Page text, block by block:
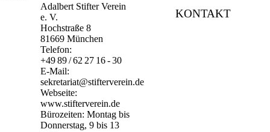
Adalbert Stifter Verein
e. V.
Hochstraße 8
81669 München
Telefon:
+49 89 / 62 27 16 - 30
E-Mail:
sekretariat@stifterverein.de
Webseite:
www.stifterverein.de
Bürozeiten: Montag bis
Donnerstag, 9 bis 13
KONTAKT